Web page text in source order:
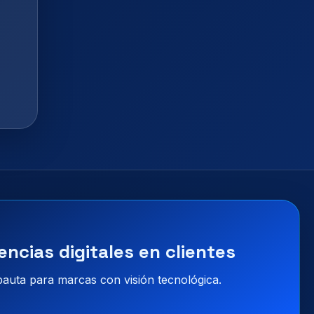
digitales en clientes
para marcas con visión tecnológica.